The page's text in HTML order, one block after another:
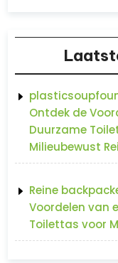
Ontdek de
Duurzame
Milieubewust
Reine
Voordelen van
Toilettas voor